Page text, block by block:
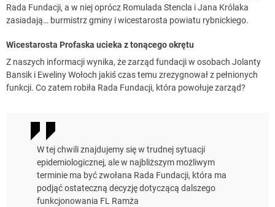
Rada Fundacji, a w niej oprócz Romulada Stencla i Jana Królaka
zasiadają… burmistrz gminy i wicestarosta powiatu rybnickiego.
Wicestarosta Profaska ucieka z tonącego okrętu
Z naszych informacji wynika, że zarząd fundacji w osobach Jolanty
Bansik i Eweliny Wołoch jakiś czas temu zrezygnował z pełnionych
funkcji. Co zatem robiła Rada Fundacji, która powołuje zarząd?
W tej chwili znajdujemy się w trudnej sytuacji
epidemiologicznej, ale w najbliższym możliwym
terminie ma być zwołana Rada Fundacji, która ma
podjąć ostateczną decyzję dotyczącą dalszego
funkcjonowania FL Ramża